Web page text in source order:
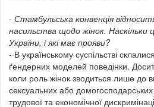
- Стамбульська конвенція
насильства щодо жінок. Наскільки
України, і які має прояви?
- В українському суспільстві
ґендерних моделей поведінки.
коли роль жінок зводиться лише до
сексуальних або
трудової та економічної